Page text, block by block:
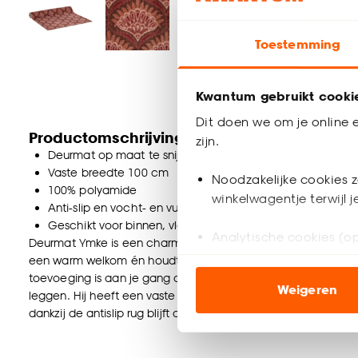
Toestemming
Kwantum gebruikt
Dit doen we om je online
zijn.
Noodzakelijke cookies
winkelwagentje terwijl
Analytische cookies
ook buiten de
Klik op ‘Ja, alles
noodzakelijke cookies
Weigeren
Productomschrijving
Deurmat op maat te snijden
Vaste breedte 100 cm
100% polyamide
Anti-slip en vocht- en vuilabsorberend
Geschikt voor binnen, vloerkoeling & vloerverwarming
Deurmat Ymke is een charmante deurmat in roze met een
een warm welkom én houdt je huis schoon. Hij vangt vuil
toevoeging is aan je gang of hal. Delengte van de deurmat
leggen. Hij heeft een vaste breedte van 100 cm. Gemaakt
dankzij de antislip rug blijft de mat goed op z'n plek liggen.